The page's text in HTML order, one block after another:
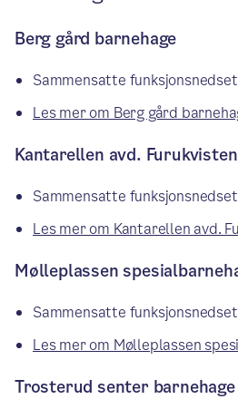
Berg gård barnehage
Sammensatte
Les mer om Berg gård
Kantarellen avd. Furukvisten
Sammensatte
Les mer om Kantarellen avd.
Mølleplassen
Sammensatte
Les mer om Mølleplassen
Trosterud senter barnehage